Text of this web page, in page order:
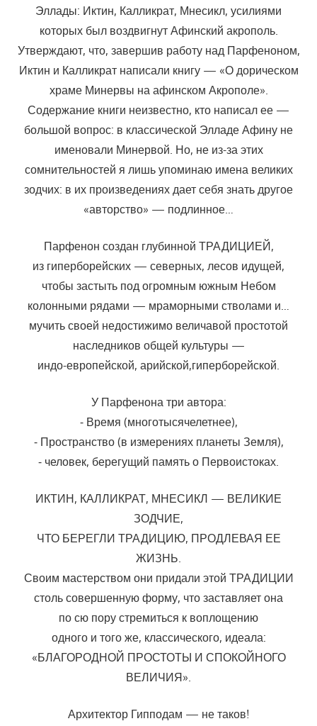
Эллады: Иктин, Калликрат, Мнесикл, усилиями
которых был воздвигнут Афинский акрополь.
Утверждают, что, завершив работу над Парфеноном,
Иктин и Калликрат написали книгу — «О дорическом
храме Минервы на афинском Акрополе».
Содержание книги неизвестно, кто написал ее —
большой вопрос: в классической Элладе Афину не
именовали Минервой. Но, не из-за этих
сомнительностей я лишь упоминаю имена великих
зодчих: в их произведениях дает себя знать другое
«авторство» — подлинное…
Парфенон создан глубинной ТРАДИЦИЕЙ,
из гиперборейских — северных, лесов идущей,
чтобы застыть под огромным южным Небом
колонными рядами — мраморными стволами и…
мучить своей недостижимо величавой простотой
наследников общей культуры —
индо-европейской, арийской,гиперборейской.
У Парфенона три автора:
⁃ Время (многотысячелетнее),
⁃ Пространство (в измерениях планеты Земля),
⁃ человек, берегущий память о Первоистоках.
ИКТИН, КАЛЛИКРАТ, МНЕСИКЛ — ВЕЛИКИЕ
ЗОДЧИЕ,
ЧТО БЕРЕГЛИ ТРАДИЦИЮ, ПРОДЛЕВАЯ ЕЕ
ЖИЗНЬ.
Своим мастерством они придали этой ТРАДИЦИИ
столь совершенную форму, что заставляет она
по сю пору стремиться к воплощению
одного и того же, классического, идеала:
«БЛАГОРОДНОЙ ПРОСТОТЫ И СПОКОЙНОГО
ВЕЛИЧИЯ».
Архитектор Гипподам — не таков!